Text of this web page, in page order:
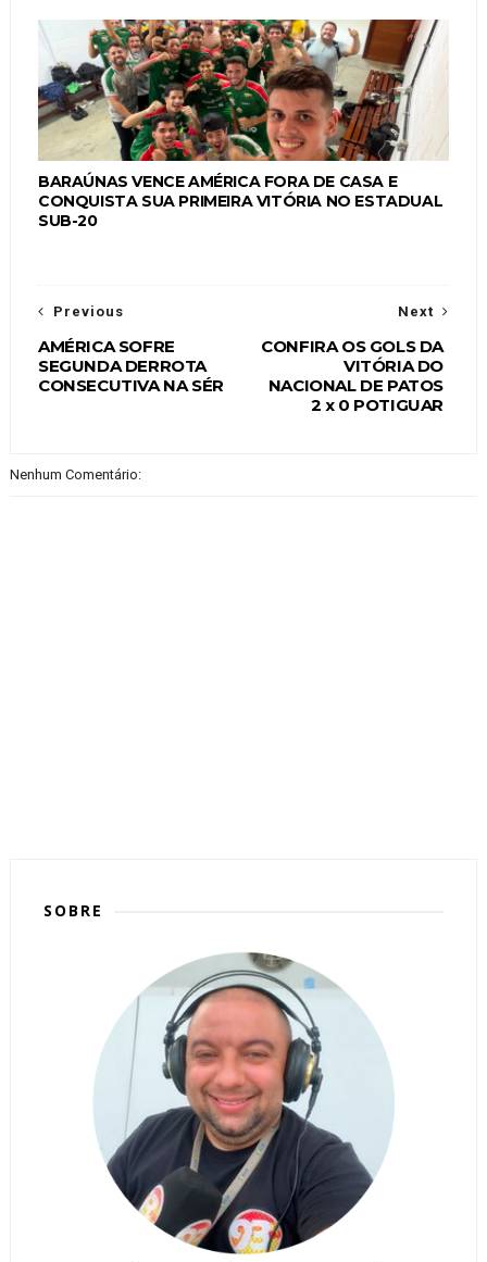
BARAÚNAS VENCE AMÉRICA FORA DE CASA E
CONQUISTA SUA PRIMEIRA VITÓRIA NO ESTADUAL
SUB-20
Next
CONFIRA OS GOLS DA
VITÓRIA DO
NACIONAL DE PATOS
2 x 0 POTIGUAR
Previous
AMÉRICA SOFRE
SEGUNDA DERROTA
CONSECUTIVA NA SÉR
Nenhum Comentário:
SOBRE